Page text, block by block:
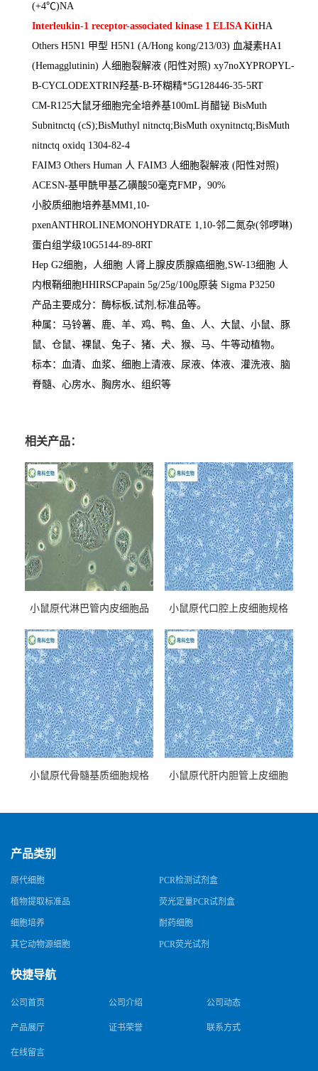
(+4℃)NA
Interleukin-1 receptor-associated kinase 1 ELISA KitHA
Others H5N1 甲型 H5N1 (A/Hong kong/213/03) 血凝素HA1
(Hemagglutinin) 人细胞裂解液 (阳性对照) xy7noXYPROPYL-
B-CYCLODEXTRIN羟基-B-环糊精*5G128446-35-5RT
CM-R125大鼠牙细胞完全培养基100mL 肖醋铋 BisMuth
Subnitnctq (cS);BisMuthyl nitnctq;BisMuth oxynitnctq;BisMuth
nitnctq oxidq 1304-82-4
FAIM3 Others Human 人 FAIM3 人细胞裂解液 (阳性对照)
ACESN-基甲酰甲基乙磺酸50毫克FMP， 90%
小胶质细胞培养基MM1,10-
pxenANTHROLINEMONOHYDRATE 1,10-邻二氮杂(邻啰啉)
蛋白组学级10G5144-89-8RT
Hep G2细胞，人细胞 人肾上腺皮质腺癌细胞 ,SW-13细胞 人
内根鞘细胞HHIRSCPapain 5g/25g/100g原装 Sigma P3250
产品主要成分：酶标板 试剂 标准品等。
种属：马铃薯、鹿、羊、鸡、鸭、鱼、人、大鼠、小鼠、豚
鼠、仓鼠、裸鼠、兔子、猪、犬、猴、马、牛等动植物。
标本：血清、血浆、细胞上清液、尿液、体液、灌洗液、脑
脊髓、心房水、胸房水、组织等
相关产品：
小鼠原代淋巴管内皮细胞品
小鼠原代口腔上皮细胞规格
小鼠原代骨髓基质细胞规格
小鼠原代肝内胆管上皮细胞
产品类别
原代细胞 PCR检测试剂盒
植物提取标准品 荧光定量PCR试剂盒
细胞培养 耐药细胞
其它动物源细胞 PCR荧光试剂
快捷导航
公司首页 公司介绍 公司动态
产品展厅 证书荣誉 联系方式
在线留言